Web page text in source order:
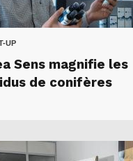
UP
Sens magnifie les
de conifères